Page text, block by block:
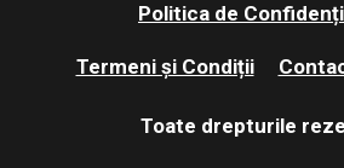
Politica de
Termeni și Condiții
Toate drepturile